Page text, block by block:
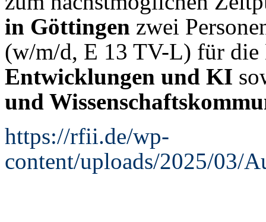
in Göttingen zwei
(w/m/d, E 13 TV-L) für die
Entwicklungen und KI
und
https://rfii.de/wp-
content/uploads/2025/03/